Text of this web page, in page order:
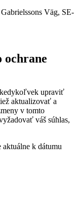
Väg, SE-
ochrane
kedykoľvek upraviť
aktualizovať a
v tomto
váš súhlas,
aktuálne k dátumu